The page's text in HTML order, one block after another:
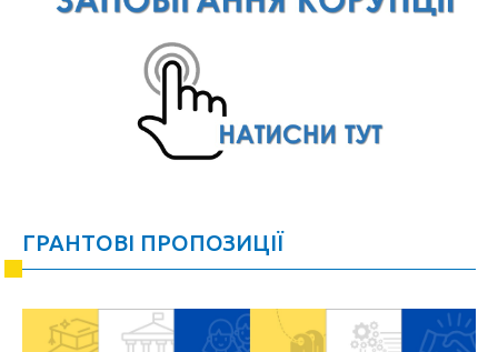
ГРАНТОВІ ПРОПОЗИЦІЇ